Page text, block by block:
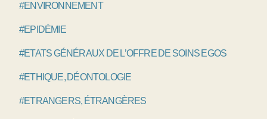
#ENVIRONNEMENT
#EPIDÉMIE
#ETATS GÉNÉRAUX DE L’OFFRE DE SOINS EGOS
#ETHIQUE, DÉONTOLOGIE
#ETRANGERS, ÉTRANGÈRES